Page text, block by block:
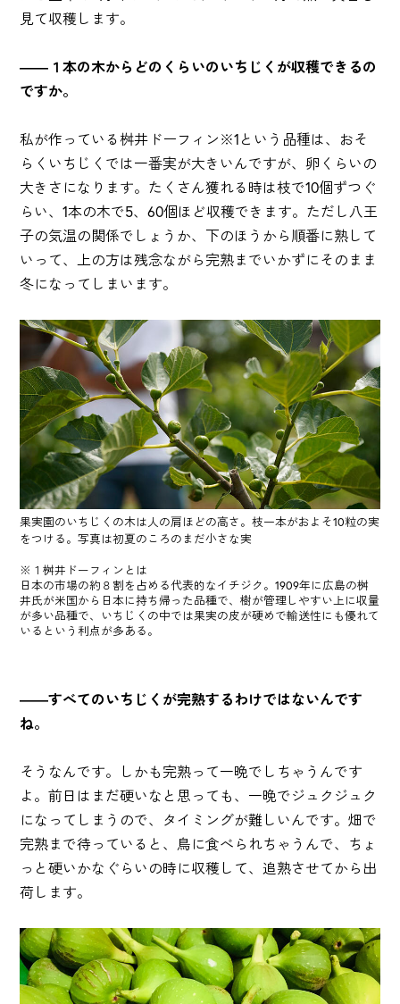
見て収穫します。
――１本の木からどのくらいのいちじくが収穫できるの
ですか。
私が作っている桝井ドーフィン※1という品種は、おそ
らくいちじくでは一番実が大きいんですが、卵くらいの
大きさになります。たくさん獲れる時は枝で10個ずつぐ
らい、1本の木で5、60個ほど収穫できます。ただし八王
子の気温の関係でしょうか、下のほうから順番に熟して
いって、上の方は残念ながら完熟までいかずにそのまま
冬になってしまいます。
果実園のいちじくの木は人の肩ほどの高さ。枝一本がおよそ10粒の実
をつける。写真は初夏のころのまだ小さな実
※１桝井ドーフィンとは
日本の市場の約８割を占める代表的なイチジク。1909年に広島の桝
井氏が米国から日本に持ち帰った品種で、樹が管理しやすい上に収量
が多い品種で、いちじくの中では果実の皮が硬めで輸送性にも優れて
いるという利点が多ある。
――すべてのいちじくが完熟するわけではないんです
ね。
そうなんです。しかも完熟って一晩でしちゃうんです
よ。前日はまだ硬いなと思っても、一晩でジュクジュク
になってしまうので、タイミングが難しいんです。畑で
完熟まで待っていると、鳥に食べられちゃうんで、ちょ
っと硬いかなぐらいの時に収穫して、追熟させてから出
荷します。